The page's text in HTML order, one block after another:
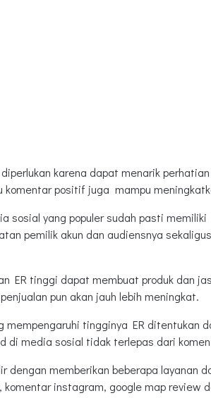
karena dapat menarik
komentar positif juga mampu
sosial yang populer sudah pasti
pemilik akun dan audiensnya
ER tinggi dapat membuat produk dan
pun akan jauh lebih meningkat.
mempengaruhi tingginya ER ditentukan
di media sosial tidak terlepas dari
dengan memberikan beberapa layanan
instagram, google map review